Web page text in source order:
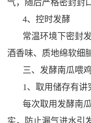
气，随后严格密封封
4、控时发酵
常温环境下密封
酒香味、质地绵软细
三、发酵南瓜喂
1、取用储存有讲
每次取用发酵南
实，防止漏气进水引